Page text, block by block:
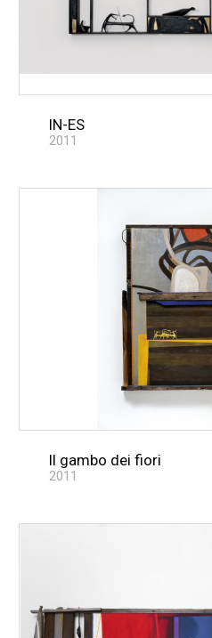
IN-ES
2011
Il gambo dei fiori
2011